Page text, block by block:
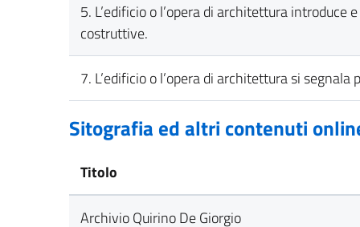
5. L’edificio o l’opera di architettura
costruttive.
7. L’edificio o l’opera di architettura si
Sitografia ed altri contenuti
Titolo
Archivio Quirino De Giorgio